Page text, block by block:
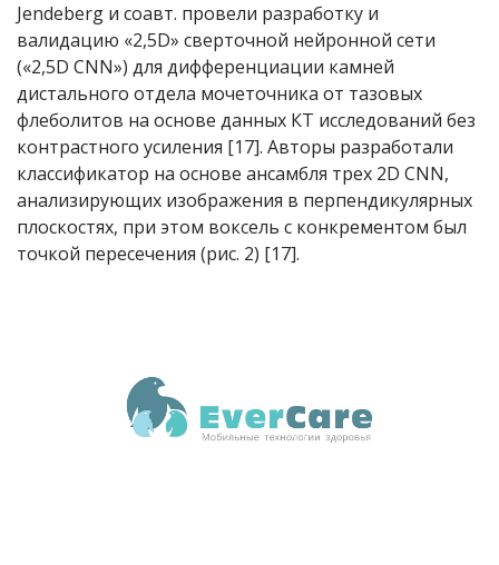
Jendeberg и соавт. провели разработку и
валидацию «2,5D» сверточной нейронной сети
(«2,5D CNN») для дифференциации камней
дистального отдела мочеточника от тазовых
флеболитов на основе данных КТ исследований без
контрастного усиления [17]. Авторы разработали
классификатор на основе ансамбля трех 2D CNN,
анализирующих изображения в перпендикулярных
плоскостях, при этом воксель с конкрементом был
точкой пересечения (рис. 2) [17].